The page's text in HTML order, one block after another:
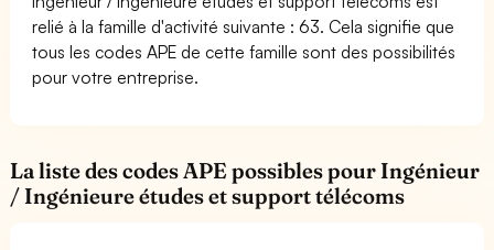
relié à la famille d'activité suivante : 63. Cela signifie que
tous les codes APE de cette famille sont des possibilités
pour votre entreprise.
La liste des codes APE possibles pour Ingénieur
/ Ingénieure études et support télécoms